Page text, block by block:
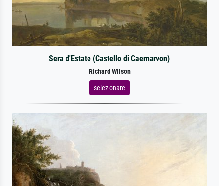
Sera d'Estate (Castello di Caernarvon)
Richard Wilson
selezionare